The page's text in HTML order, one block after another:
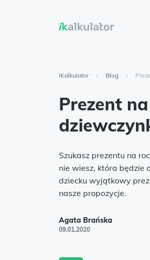
iKalkulator › Blog ›
Prezent
Szukasz prezentu na
nie wiesz, która będzie
dziecku wyjątkowy
nasze propozycje.
Agata Brańska
09.01.2020